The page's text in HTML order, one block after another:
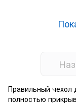
Правильный
полностью